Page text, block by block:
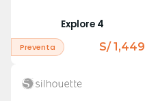
Explore 4
Preventa S/ 1,449